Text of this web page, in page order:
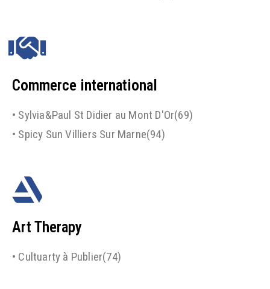
Commerce international
• Sylvia&Paul St Didier au Mont D'Or(69)
• Spicy Sun Villiers Sur Marne(94)
Art Therapy
• Cultuarty à Publier(74)